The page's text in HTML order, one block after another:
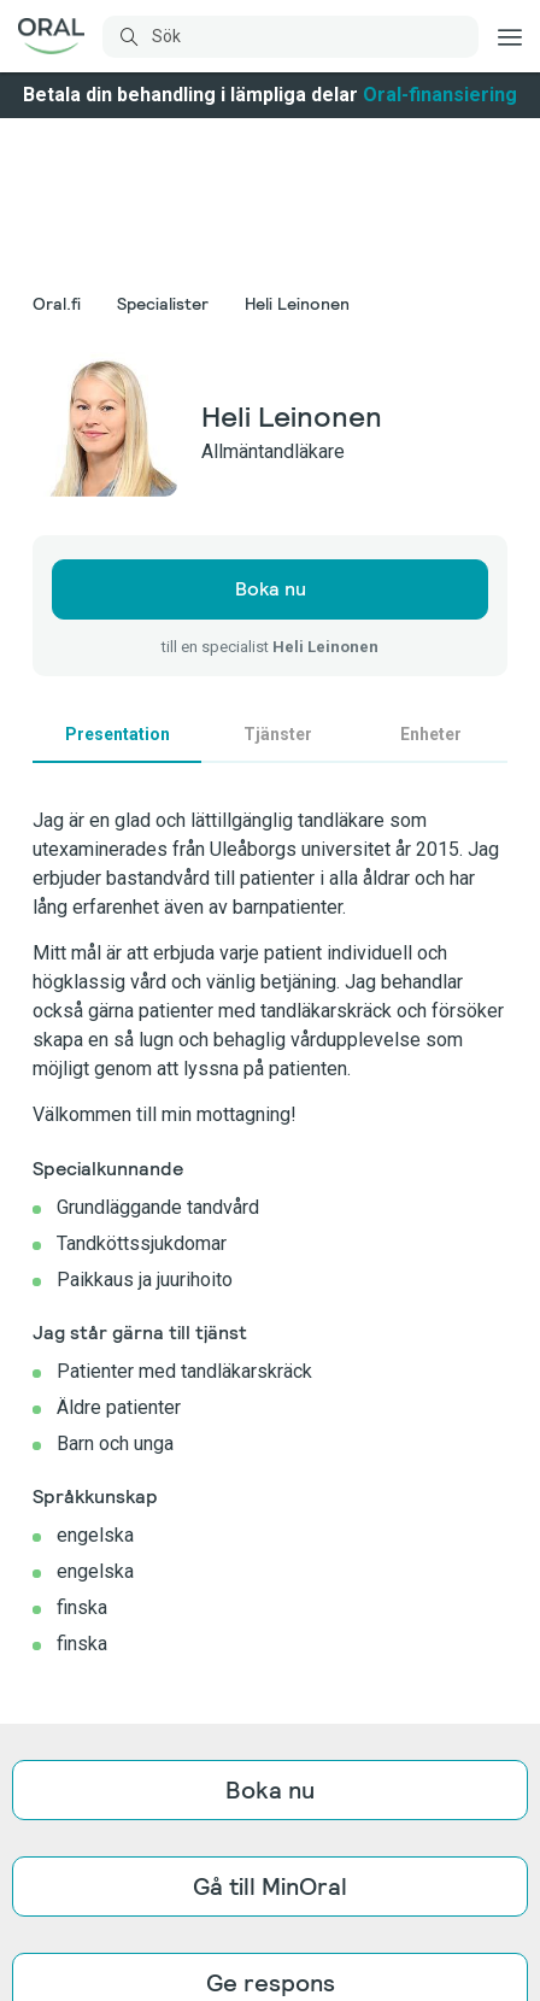
Betala din behandling i lämpliga delar Oral-finansiering
Oral.fi Specialister Heli Leinonen
Heli Leinonen
Allmäntandläkare
Boka nu
till en specialist Heli Leinonen
Presentation Tjänster Enheter
Jag är en glad och lättillgänglig tandläkare som
utexaminerades från Uleåborgs universitet år 2015. Jag
erbjuder bastandvård till patienter i alla åldrar och har
lång erfarenhet även av barnpatienter.
Mitt mål är att erbjuda varje patient individuell och
högklassig vård och vänlig betjäning. Jag behandlar
också gärna patienter med tandläkarskräck och försöker
skapa en så lugn och behaglig vårdupplevelse som
möjligt genom att lyssna på patienten.
Välkommen till min mottagning!
Specialkunnande
Grundläggande tandvård
Tandköttssjukdomar
Paikkaus ja juurihoito
Jag står gärna till tjänst
Patienter med tandläkarskräck
Äldre patienter
Barn och unga
Språkkunskap
engelska
engelska
finska
finska
Boka nu
Gå till MinOral
Ge respons